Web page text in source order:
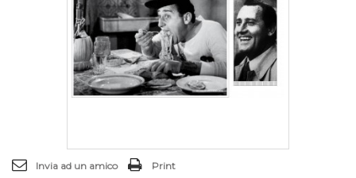
Invia ad un amico Print